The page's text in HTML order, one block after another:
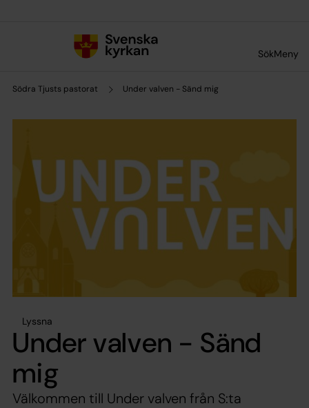
SökMeny
Södra Tjusts pastorat Under valven - Sänd mig
Lyssna
Under valven - Sänd
mig
Välkommen till Under valven från S:ta